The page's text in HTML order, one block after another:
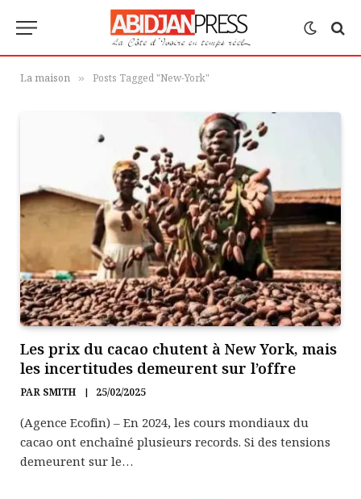
La maison » Posts Tagged "New-York"
Les prix du cacao chutent à New York, mais
les incertitudes demeurent sur l’offre
PAR SMITH 25/02/2025
(Agence Ecofin) – En 2024, les cours mondiaux du
cacao ont enchaîné plusieurs records. Si des tensions
demeurent sur le…